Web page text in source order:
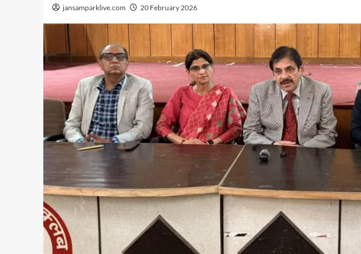
jansamparklive.com 20 February 2026